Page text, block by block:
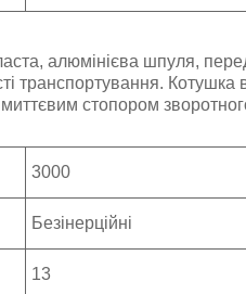
алюмінієва шпуля,
транспортування. Котушка
стопором
3000
Безінерційні
13